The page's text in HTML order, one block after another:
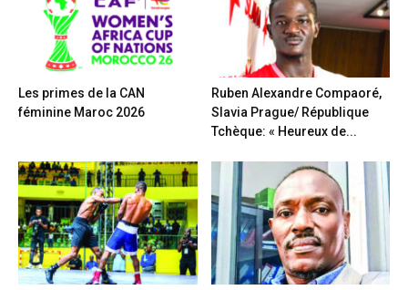
Les primes de la CAN
féminine Maroc 2026
Ruben Alexandre Compaoré,
Slavia Prague/ République
Tchèque: « Heureux de...